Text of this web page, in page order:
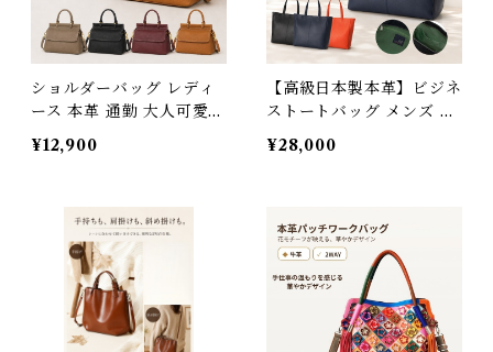
ショルダーバッグ レディ
ース 本革 通勤 大人可愛い
斜めがけ 軽量 バッグ ハン
ドメイド 小さめ 柔らかい
ンドバッグ 2way ギフト
母の日 3Qee 282404_ee
¥12,900
【高級日本製本革】ビジネ
ストートバッグ メンズ A4
15.6インチ PC収納 レディ
ース 牛革 トップスキン 銀
3Qee 012703
¥28,000